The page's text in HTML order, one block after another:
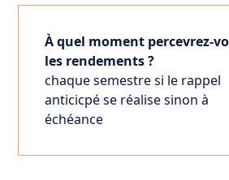
À quel moment percevrez-
les rendements ?
chaque semestre si le rappel
anticicpé se réalise sinon à
échéance